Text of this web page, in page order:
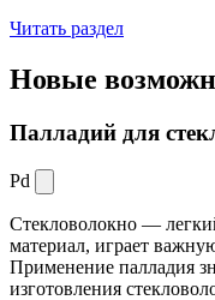
Читать раздел
Новые
Палладий для
Pd
Стекловолокно —
материал, играет
Применение палладия
изготовления